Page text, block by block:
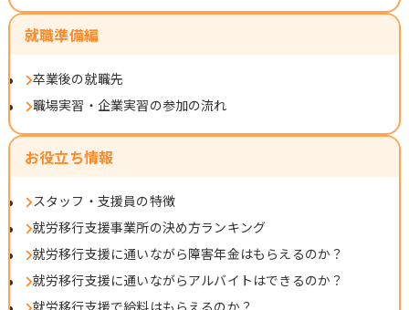
就職準備編
卒業後の就職先
職場実習・企業実習の参加の流れ
お役立ち情報
スタッフ・支援員の特徴
就労移行支援事業所の決め方ランキング
就労移行支援に通いながら障害年金はもらえるのか？
就労移行支援に通いながらアルバイトはできるのか？